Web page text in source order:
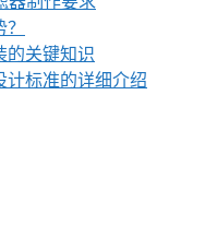
的关键知识
计标准的详细介绍